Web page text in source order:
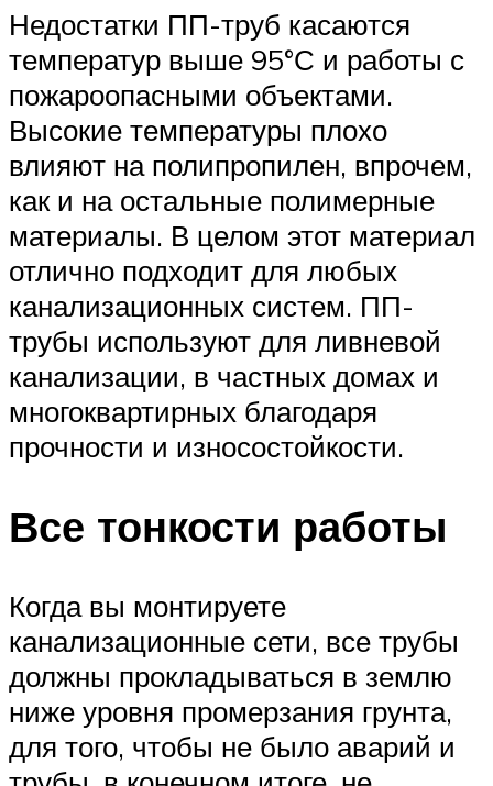
Недостатки ПП-труб касаются
температур выше 95°С и работы с
пожароопасными объектами.
Высокие температуры плохо
влияют на полипропилен, впрочем,
как и на остальные полимерные
материалы. В целом этот материал
отлично подходит для любых
канализационных систем. ПП-
трубы используют для ливневой
канализации, в частных домах и
многоквартирных благодаря
прочности и износостойкости.
Все тонкости работы
Когда вы монтируете
канализационные сети, все трубы
должны прокладываться в землю
ниже уровня промерзания грунта,
для того, чтобы не было аварий и